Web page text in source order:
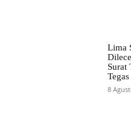
Lima
Surat
Tegas
8